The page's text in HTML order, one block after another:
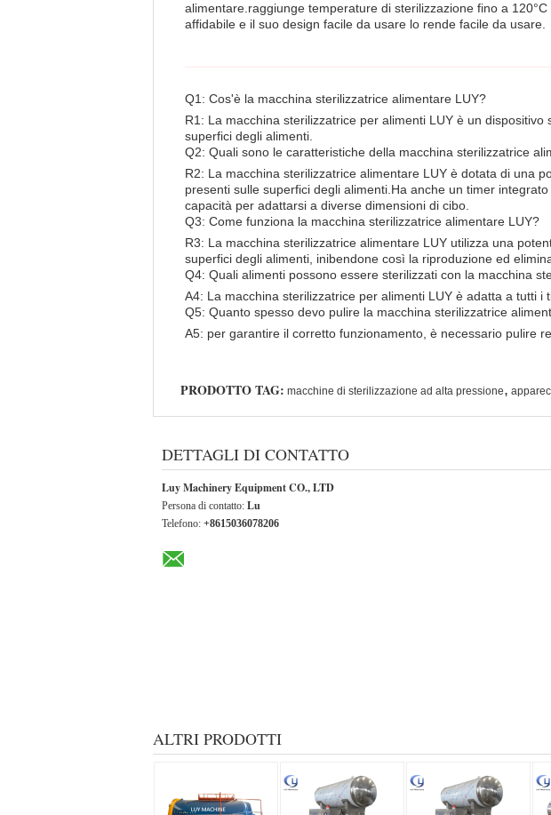
alimentare.raggiunge temperature di sterilizzazione fino a
affidabile e il suo design facile da usare lo rende facile da usare.
Q1: Cos'è la macchina sterilizzatrice alimentare LUY?
R1: La macchina sterilizzatrice per alimenti LUY è un
superfici degli alimenti.
Q2: Quali sono le caratteristiche della macchina sterilizzatrice
R2: La macchina sterilizzatrice alimentare LUY è dotata di una
presenti sulle superfici degli alimenti.Ha anche un timer
capacità per adattarsi a diverse dimensioni di cibo.
Q3: Come funziona la macchina sterilizzatrice alimentare LUY?
R3: La macchina sterilizzatrice alimentare LUY utilizza una
superfici degli alimenti, inibendone così la riproduzione ed
Q4: Quali alimenti possono essere sterilizzati con la macchina
A4: La macchina sterilizzatrice per alimenti LUY è adatta a tutti
Q5: Quanto spesso devo pulire la macchina sterilizzatrice
A5: per garantire il corretto funzionamento, è necessario pulire
PRODOTTO TAG: macchine di sterilizzazione ad alta pressione,
DETTAGLI DI CONTATTO
Luy Machinery Equipment CO., LTD
Persona di contatto: Lu
Telefono: +8615036078206
ALTRI PRODOTTI